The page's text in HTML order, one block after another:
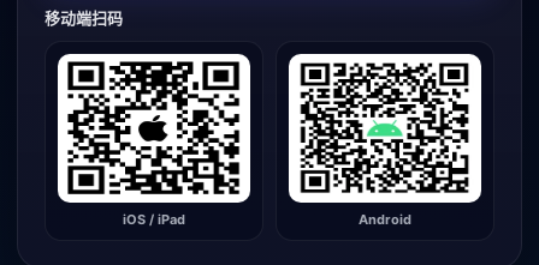
移动端扫码
iOS / iPad Android